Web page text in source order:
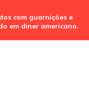
com guarnições e
em diner americano.